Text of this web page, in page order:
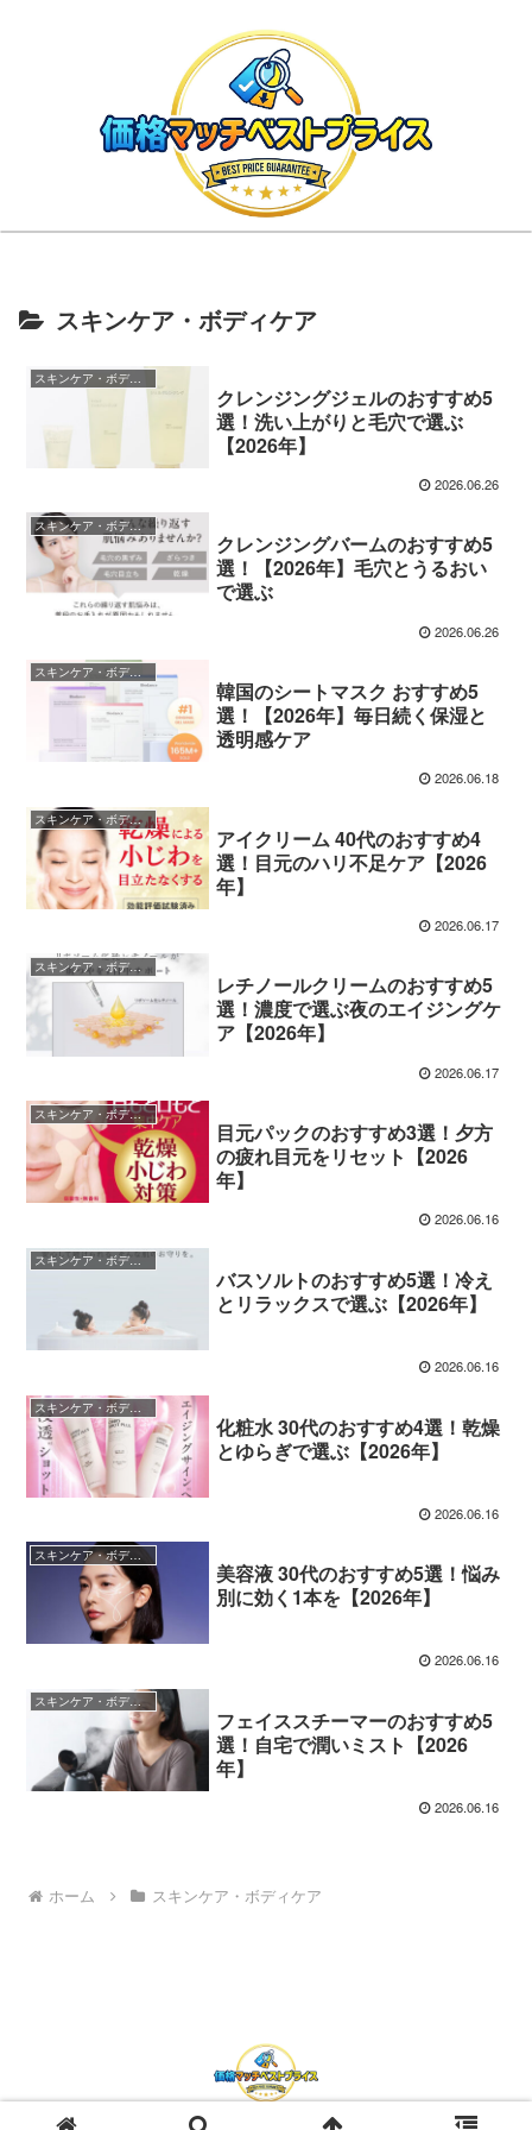
スキンケア・ボディケア
スキンケア・ボディケア
クレンジングジェルのおすすめ5
選！洗い上がりと毛穴で選ぶ
【2026年】
2026.06.26
スキンケア・ボディケア
クレンジングバームのおすすめ5
選！【2026年】毛穴とうるおい
で選ぶ
2026.06.26
スキンケア・ボディケア
韓国のシートマスク おすすめ5
選！【2026年】毎日続く保湿と
透明感ケア
2026.06.18
スキンケア・ボディケア
アイクリーム 40代のおすすめ4
選！目元のハリ不足ケア【2026
年】
2026.06.17
スキンケア・ボディケア
レチノールクリームのおすすめ5
選！濃度で選ぶ夜のエイジングケ
ア【2026年】
2026.06.17
スキンケア・ボディケア
目元パックのおすすめ3選！夕方
の疲れ目元をリセット【2026
年】
2026.06.16
スキンケア・ボディケア
バスソルトのおすすめ5選！冷え
とリラックスで選ぶ【2026年】
2026.06.16
スキンケア・ボディケア
化粧水 30代のおすすめ4選！乾燥
とゆらぎで選ぶ【2026年】
2026.06.16
スキンケア・ボディケア
美容液 30代のおすすめ5選！悩み
別に効く1本を【2026年】
2026.06.16
スキンケア・ボディケア
フェイススチーマーのおすすめ5
選！自宅で潤いミスト【2026
年】
2026.06.16
ホーム スキンケア・ボディケア